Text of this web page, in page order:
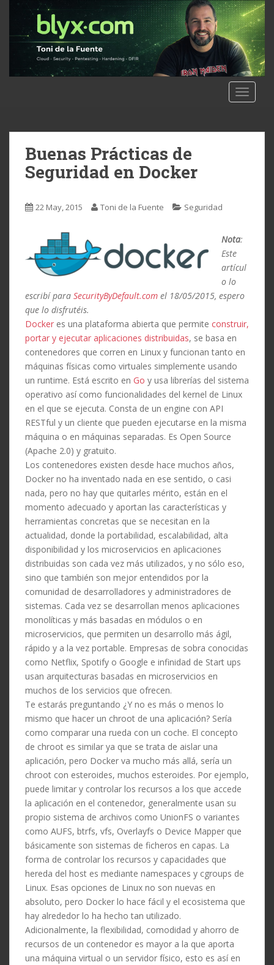
Buenas Prácticas de
Seguridad en Docker
22 May, 2015 Toni de la Fuente Seguridad
Nota:
Este
artícul
o lo
escribí para SecurityByDefault.com el 18/05/2015, espero
que lo disfrutéis.
Docker es una plataforma abierta que permite construir,
portar y ejecutar aplicaciones distribuidas, se basa en
contenedores que corren en Linux y funcionan tanto en
máquinas físicas como virtuales simplemente usando
un runtime. Está escrito en Go y usa librerías del sistema
operativo así como funcionalidades del kernel de Linux
en el que se ejecuta. Consta de un engine con API
RESTful y un cliente que pueden ejecutarse en la misma
máquina o en máquinas separadas. Es Open Source
(Apache 2.0) y gratuito.
Los contenedores existen desde hace muchos años,
Docker no ha inventado nada en ese sentido, o casi
nada, pero no hay que quitarles mérito, están en el
momento adecuado y aportan las características y
herramientas concretas que se necesitan en la
actualidad, donde la portabilidad, escalabilidad, alta
disponibilidad y los microservicios en aplicaciones
distribuidas son cada vez más utilizados, y no sólo eso,
sino que también son mejor entendidos por la
comunidad de desarrolladores y administradores de
sistemas. Cada vez se desarrollan menos aplicaciones
monolíticas y más basadas en módulos o en
microservicios, que permiten un desarrollo más ágil,
rápido y a la vez portable. Empresas de sobra conocidas
como Netflix, Spotify o Google e infinidad de Start ups
usan arquitecturas basadas en microservicios en
muchos de los servicios que ofrecen.
Te estarás preguntando ¿Y no es más o menos lo
mismo que hacer un chroot de una aplicación? Sería
como comparar una rueda con un coche. El concepto
de chroot es similar ya que se trata de aislar una
aplicación, pero Docker va mucho más allá, sería un
chroot con esteroides, muchos esteroides. Por ejemplo,
puede limitar y controlar los recursos a los que accede
la aplicación en el contenedor, generalmente usan su
propio sistema de archivos como UnionFS o variantes
como AUFS, btrfs, vfs, Overlayfs o Device Mapper que
básicamente son sistemas de ficheros en capas. La
forma de controlar los recursos y capacidades que
hereda del host es mediante namespaces y cgroups de
Linux. Esas opciones de Linux no son nuevas en
absoluto, pero Docker lo hace fácil y el ecosistema que
hay alrededor lo ha hecho tan utilizado.
Adicionalmente, la flexibilidad, comodidad y ahorro de
recursos de un contenedor es mayor a la que aporta
una máquina virtual o un servidor físico, esto es así en